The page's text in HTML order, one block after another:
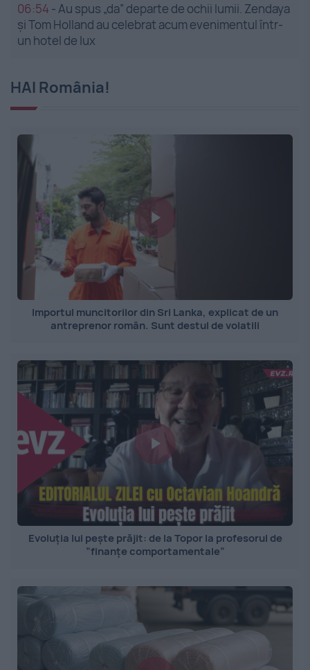
06:54 -Au spus „da” departe de ochii lumii. Zendaya
și Tom Holland au celebrat acum evenimentul într-
un hotel de lux
HAI România!
Importul muncitorilor din Sri Lanka, explicat de un
antreprenor român. Sunt destul de volatili
Evoluția lui pește prăjit: de la Topor la profesorul de
”finanțe comportamentale”